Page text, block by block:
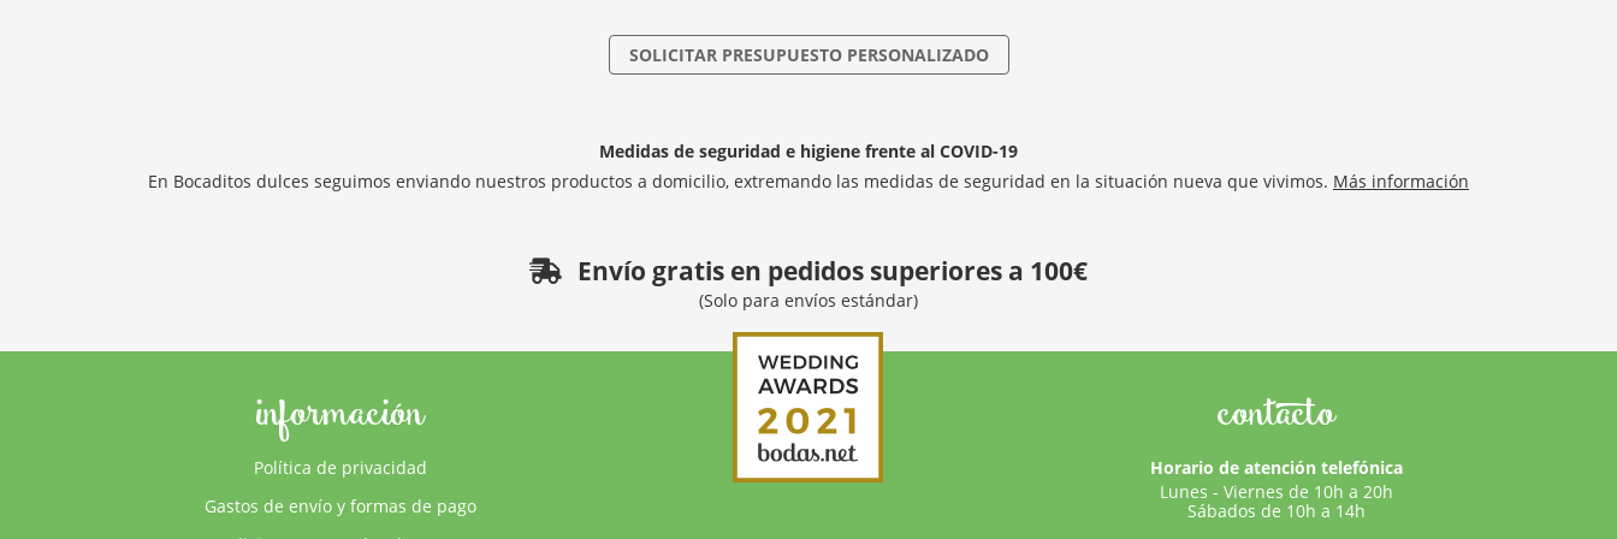
SOLICITAR PRESUPUESTO PERSONALIZADO
Medidas de seguridad e higiene frente al COVID-19
En Bocaditos dulces seguimos enviando nuestros productos a domicilio, extremando las medidas de seguridad en la situación nueva que vivimos. Más información
Envío gratis en pedidos superiores a 100€
(Solo para envíos estándar)
información
Política de privacidad
Gastos de envío y formas de pago
contacto
Horario de atención telefónica
Lunes - Viernes de 10h a 20h
Sábados de 10h a 14h